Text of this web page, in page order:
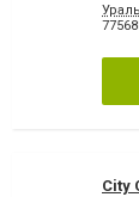
City